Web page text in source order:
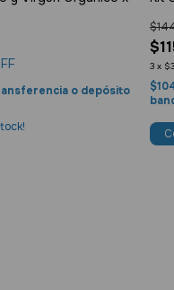
o depósito
3 x